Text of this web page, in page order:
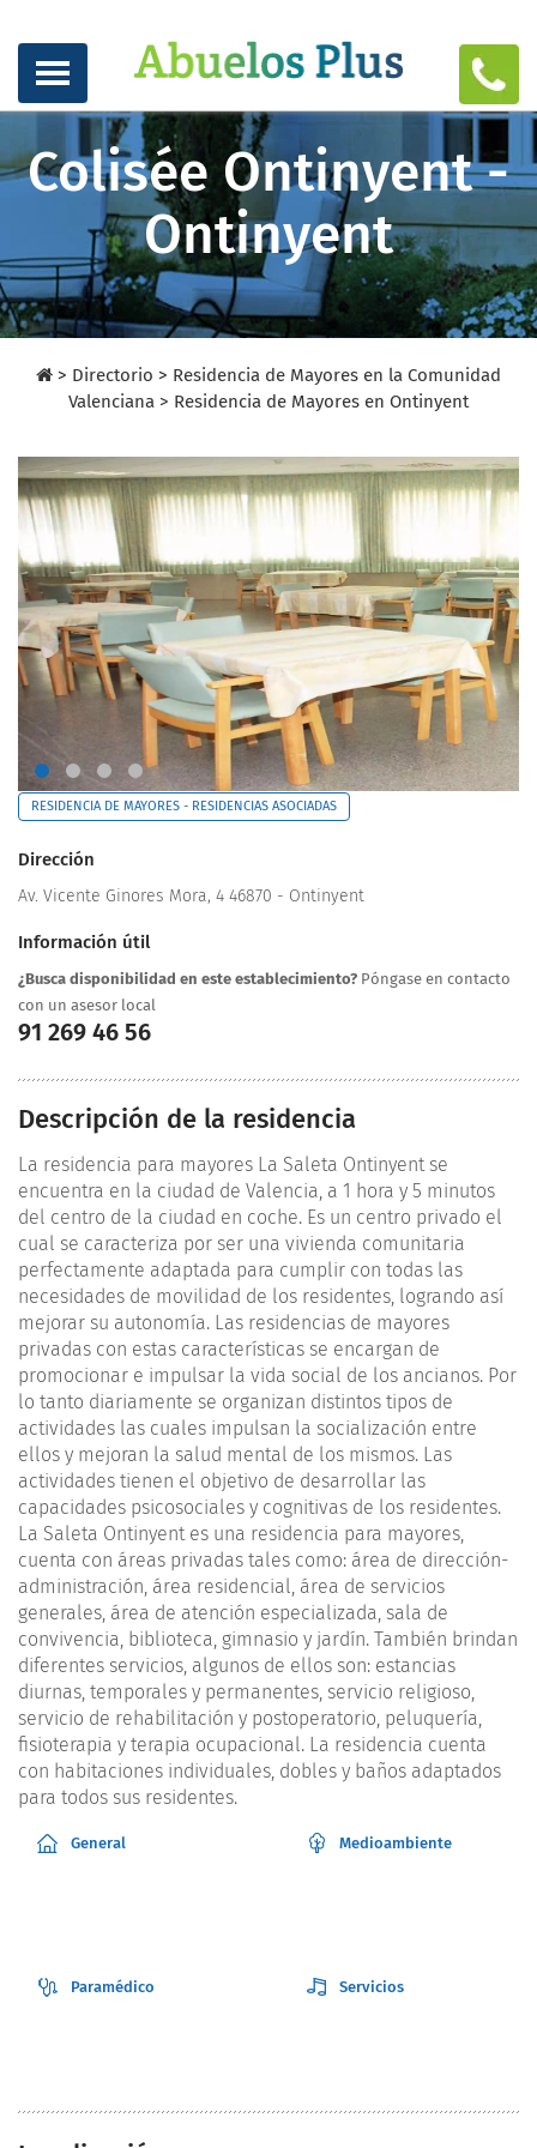
Colisée Ontinyent -
Ontinyent
> Directorio > Residencia de Mayores en la Comunidad
Valenciana > Residencia de Mayores en Ontinyent
RESIDENCIA DE MAYORES - RESIDENCIAS ASOCIADAS
Dirección
Av. Vicente Ginores Mora, 4 46870 - Ontinyent
Información útil
¿Busca disponibilidad en este establecimiento? Póngase en contacto
con un asesor local
91 269 46 56
Descripción de la residencia
La residencia para mayores La Saleta Ontinyent se
encuentra en la ciudad de Valencia, a 1 hora y 5 minutos
del centro de la ciudad en coche. Es un centro privado el
cual se caracteriza por ser una vivienda comunitaria
perfectamente adaptada para cumplir con todas las
necesidades de movilidad de los residentes, logrando así
mejorar su autonomía. Las residencias de mayores
privadas con estas características se encargan de
promocionar e impulsar la vida social de los ancianos. Por
lo tanto diariamente se organizan distintos tipos de
actividades las cuales impulsan la socialización entre
ellos y mejoran la salud mental de los mismos. Las
actividades tienen el objetivo de desarrollar las
capacidades psicosociales y cognitivas de los residentes.
La Saleta Ontinyent es una residencia para mayores,
cuenta con áreas privadas tales como: área de dirección-
administración, área residencial, área de servicios
generales, área de atención especializada, sala de
convivencia, biblioteca, gimnasio y jardín. También brindan
diferentes servicios, algunos de ellos son: estancias
diurnas, temporales y permanentes, servicio religioso,
servicio de rehabilitación y postoperatorio, peluquería,
fisioterapia y terapia ocupacional. La residencia cuenta
con habitaciones individuales, dobles y baños adaptados
para todos sus residentes.
General Medioambiente
Paramédico Servicios